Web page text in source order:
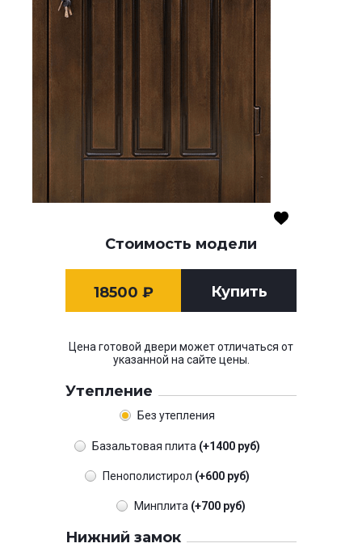
Стоимость модели
18500 ₽ Купить
Цена готовой двери может отличаться от
указанной на сайте цены.
Утепление
Без утепления
Базальтовая плита (+1400 руб)
Пенополистирол (+600 руб)
Минплита (+700 руб)
Нижний замок